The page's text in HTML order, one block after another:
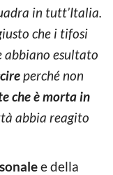
in tutt’Italia.
che i tifosi
abbiano esultato
perché non
che è morta in
abbia reagito
e della